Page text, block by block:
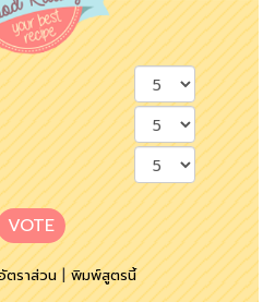
VOTE
ตราส่วน|พิมพ์สูตรนี้